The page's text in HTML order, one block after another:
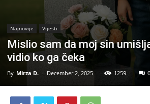
Najnovije Vijesti
Mislio sam da moj sin
vidio ko ga čeka
By Mirza D. - December 2, 2025 1259 0